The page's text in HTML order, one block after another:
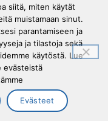
siitä, miten käytät
muistamaan sinut.
parantamiseen ja
ja tilastoja sekä
käytöstä. Lue
evästeistä
Evästeet